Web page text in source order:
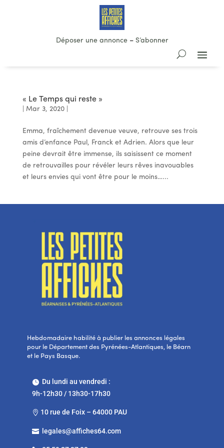
Déposer une annonce– S’abonner
« Le Temps qui reste »
Mar 3, 2020|
Emma, fraîchement devenue veuve, retrouve ses trois
amis d’enfance Paul, Franck et Adrien. Alors que leur
peine devrait être immense, ils saisissent ce moment
de retrouvailles pour révéler leurs rêves inavouables
et leurs envies qui vont être pour le moins…...
Hebdomadaire habilité à publier les annonces légales
pour le Département des Pyrénées-Atlantiques, le Béarn
et le Pays Basque.
Du lundi au vendredi :
9h-12h30 / 13h30-17h30
 10 rue de Foix – 64000 PAU
 legales@affiches64.com